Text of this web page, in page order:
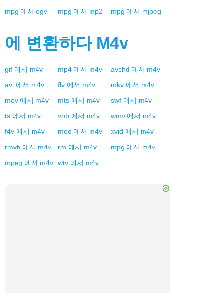
mpg 에서 ogv mpg 에서 mp2 mpg 에서 mjpeg
에 변환하다 M4v
gif 에서 m4v mp4 에서 m4v avchd 에서 m4v
avi 에서 m4v flv 에서 m4v mkv 에서 m4v
mov 에서 m4v mts 에서 m4v swf 에서 m4v
ts 에서 m4v vob 에서 m4v wmv 에서 m4v
f4v 에서 m4v mod 에서 m4v xvid 에서 m4v
rmvb 에서 m4v rm 에서 m4v mpg 에서 m4v
mpeg 에서 m4v wtv 에서 m4v